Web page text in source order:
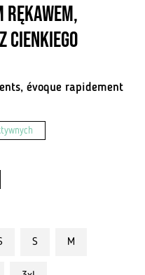
rękawem,
évoque rapidement
S M